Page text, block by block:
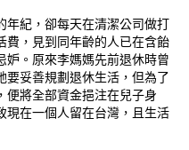
年紀，卻每天在清潔公司做打
費，見到同年齡的人已在含飴
妒。原來李媽媽先前退休時曾
要妥善規劃退休生活，但為了
便將全部資金挹注在兒子身
現在一個人留在台灣，且生活